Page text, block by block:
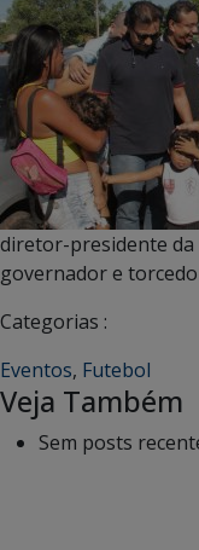
diretor-presidente da
governador e
Categorias :
Eventos, Futebol
Veja Também
Sem posts